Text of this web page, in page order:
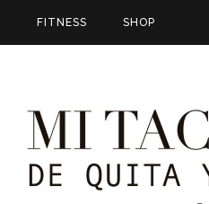
FITNESS SHOP